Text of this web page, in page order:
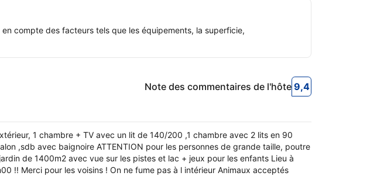
compte des facteurs tels que les équipements, la superficie,
9,4
9,4Note des
Note des commentaires de l'hôte
1 chambre + TV avec un lit de 140/200 ,1 chambre avec 2 lits en 90
,sdb avec baignoire ATTENTION pour les personnes de grande taille, poutre
de 1400m2 avec vue sur les pistes et lac + jeux pour les enfants Lieu à
!! Merci pour les voisins ! On ne fume pas à l intérieur Animaux acceptés